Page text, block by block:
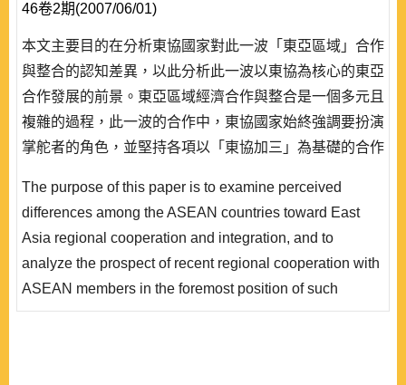
46卷2期(2007/06/01)
本文主要目的在分析東協國家對此一波「東亞區域」合作
與整合的認知差異，以此分析此一波以東協為核心的東亞
合作發展的前景。東亞區域經濟合作與整合是一個多元且
複雜的過程，此一波的合作中，東協國家始終強調要扮演
掌舵者的角色，並堅持各項以「東協加三」為基礎的合作
程有實際的主導權。然而，在實踐上，東協國家之間的合
作模式本來就較容易受外力的影響，面對中國、日本所提
議不同版本的合作，東協成員之間有不同程度的吸引及排
斥，也造成了..
The purpose of this paper is to examine perceived
differences among the ASEAN countries toward East
Asia regional cooperation and integration, and to
analyze the prospect of recent regional cooperation with
ASEAN members in the foremost position of such
development. Regional economic cooperation and